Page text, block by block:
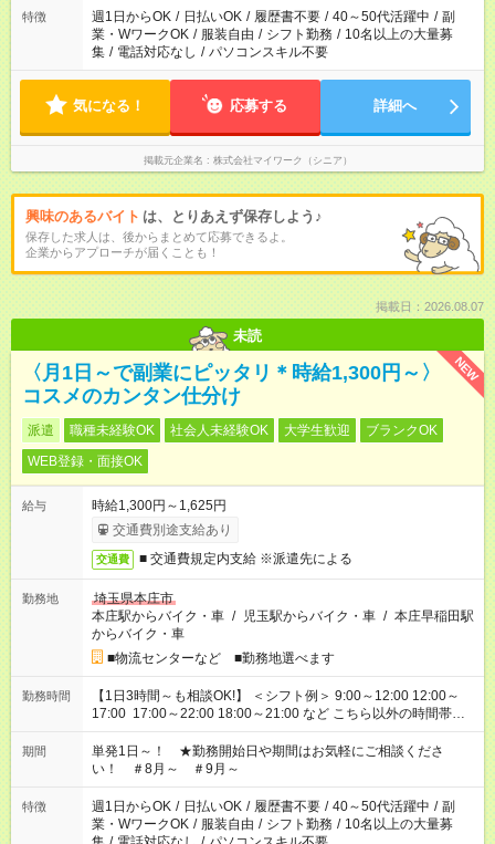
特徴 週1日からOK / 日払いOK / 履歴書不要 / 40～50代活躍中 / 副
業・WワークOK / 服装自由 / シフト勤務 / 10名以上の大量募
集 / 電話対応なし / パソコンスキル不要
気になる！ 応募する 詳細へ
掲載元企業名 株式会社マイワーク（シニア）
興味のあるバイト は、とりあえず保存しよう♪
保存した求人は、後からまとめて応募できるよ。
企業からアプローチが届くことも！
掲載日：2026.08.07
未読
NEW
〈月1日～で副業にピッタリ＊時給1,300円～〉
コスメのカンタン仕分け
派遣 職種未経験OK 社会人未経験OK 大学生歓迎
ブランクOK
WEB登録・面接OK
給与
時給1,300円～1,625円
交通費別途支給あり
交通費 ■ 交通費規定内支給 ※派遣先による
勤務地
埼玉県本庄市
本庄駅からバイク・車 / 児玉駅からバイク・車 / 本庄早稲田駅
からバイク・車
■物流センターなど ■勤務地選べます
勤務時間
【1日3時間～も相談OK!】 ＜シフト例＞ 9:00～12:00 12:00～
17:00 17:00～22:00 18:00～21:00 など こちら以外の時間帯も
お気軽にご相談ください！
期間
単発1日～！ ★勤務開始日や期間はお気軽にご相談くださ
い！ ＃8月～ ＃9月～
特徴 週1日からOK / 日払いOK / 履歴書不要 / 40～50代活躍中 / 副
業・WワークOK / 服装自由 / シフト勤務 / 10名以上の大量募